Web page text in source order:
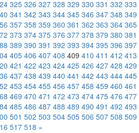
325 326 327 328 329 330 331 332 333
341 342 343 344 345 346 347 348 349
357 358 359 360 361 362 363 364 365
373 374 375 376 377 378 379 380 381
389 390 391 392 393 394 395 396 397
405 406 407 408 409 410 411 412 413
421 422 423 424 425 426 427 428 429
437 438 439 440 441 442 443 444 445
453 454 455 456 457 458 459 460 461
469 470 471 472 473 474 475 476 477
485 486 487 488 489 490 491 492 493
501 502 503 504 505 506 507 508 509
517 518 »